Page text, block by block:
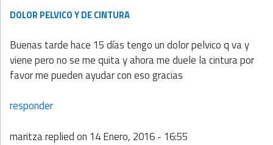
DOLOR PELVICO Y DE CINTURA
Buenas tarde hace 15 días tengo un dolor pelvico q va y
viene pero no se me quita y ahora me duele la cintura por
favor me pueden ayudar con eso gracias
responder
maritzareplied on 14 Enero, 2016 - 16:55